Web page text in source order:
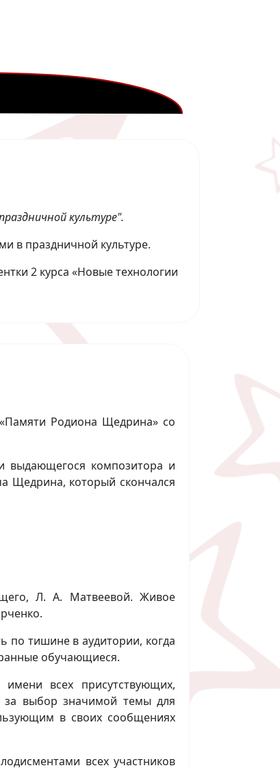
культуре".
в праздничной культуре.
2 курса «Новые технологии
Родиона Щедрина» со
выдающегося композитора и
Щедрина, который скончался
Л. А. Матвеевой. Живое
по тишине в аудитории, когда
обучающиеся.
всех присутствующих,
за выбор значимой темы для
в своих сообщениях
всех участников